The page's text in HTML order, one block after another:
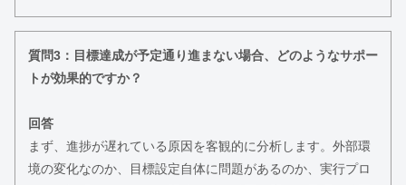
質問3：目標達成が予定通り進まない場合、どのようなサポー
トが効果的ですか？
回答
まず、進捗が遅れている原因を客観的に分析します。外部環
境の変化なのか、目標設定自体に問題があるのか、実行プロ